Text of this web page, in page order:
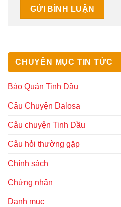
CHUYÊN MỤC TIN TỨC
Bảo Quản Tinh Dầu
Câu Chuyện Dalosa
Câu chuyện Tinh Dầu
Câu hỏi thường gặp
Chính sách
Chứng nhận
Danh mục